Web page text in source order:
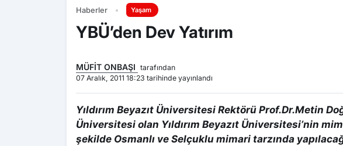
Haberler Yaşam
YBÜ’den Dev Yatırım
MÜFİT ONBAŞI tarafından
07 Aralık, 2011 18:23 tarihinde yayınlandı
Yıldırım Beyazıt Üniversitesi Rektörü Prof.Dr.Metin
Üniversitesi olan Yıldırım Beyazıt Üniversitesi’nin
şekilde Osmanlı ve Selçuklu mimari tarzında